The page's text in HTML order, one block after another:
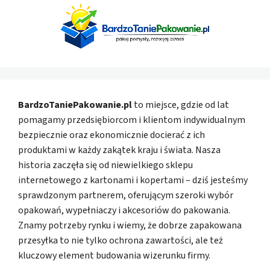
BardzoTaniePakowanie.plto miejsce, gdzie od lat
pomagamy przedsiębiorcom i klientom indywidualnym
bezpiecznie oraz ekonomicznie docierać z ich
produktami w każdy zakątek kraju i świata. Nasza
historia zaczęła się od niewielkiego sklepu
internetowego z kartonami i kopertami – dziś jesteśmy
sprawdzonym partnerem, oferującym szeroki wybór
opakowań, wypełniaczy i akcesoriów do pakowania.
Znamy potrzeby rynku i wiemy, że dobrze zapakowana
przesyłka to nie tylko ochrona zawartości, ale też
kluczowy element budowania wizerunku firmy.